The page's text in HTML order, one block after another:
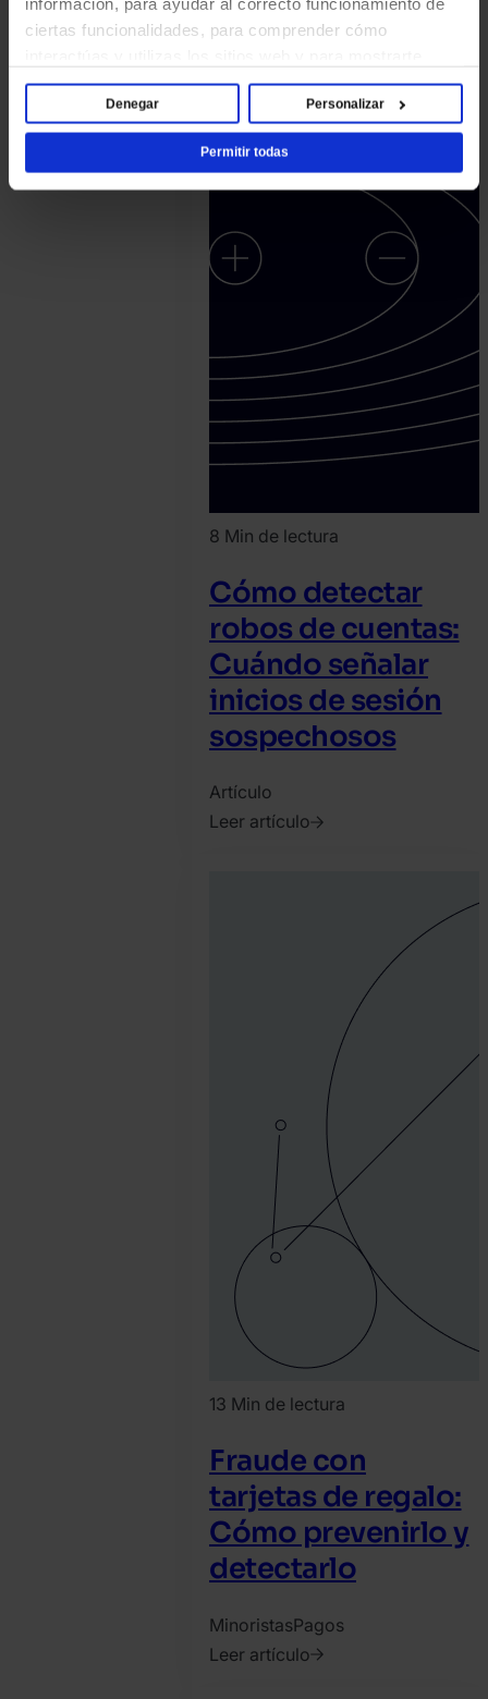
ciertas funcionalidades, para comprender cómo
contenido y anuncios que sean relevantes y atractivos
para ti. Al hacer clic en [Permitir todas], aceptas el uso
de estas cookies y confirmas que has leído y entendido
nuestro Aviso de cookies.Permitir todas
Personalizar
Denegar
febrero
28.
Tamas
8 Min de lectura
Cómo detectar
robos de cuentas:
Cuándo señalar
inicios de sesión
sospechosos
Artículo
Leer artículo
13 Min de lectura
Fraude con
tarjetas de regalo:
Cómo prevenirlo y
detectarlo
MinoristasPagos
Leer artículo